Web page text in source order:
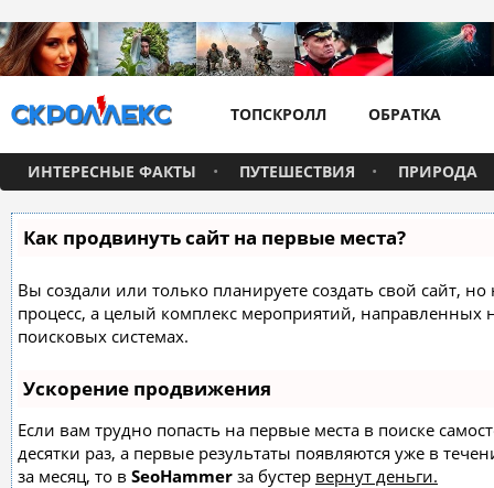
ТОПСКРОЛЛ ОБРАТКА
ИНТЕРЕСНЫЕ ФАКТЫ ПУТЕШЕСТВИЯ ПРИРОДА
Как продвинуть сайт на первые места?
Вы создали или только планируете создать свой сайт,
процесс, а целый комплекс мероприятий,
поисковых системах.
Ускорение продвижения
Если вам трудно попасть на первые места в поиске
десятки раз, а первые результаты появляются уже в
за месяц, то в SeoHammer за бустер вернут деньги.